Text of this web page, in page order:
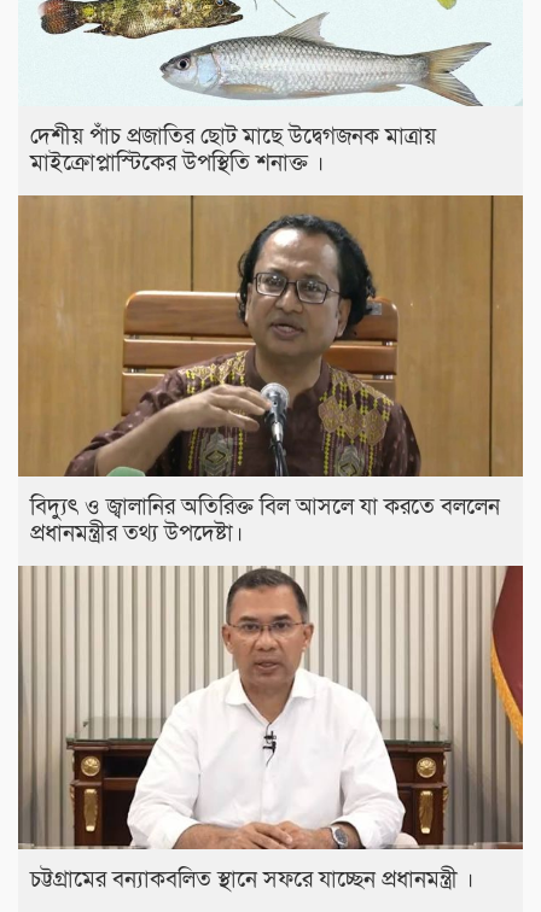
দেশীয় পাঁচ প্রজাতির ছোট মাছে উদ্বেগজনক মাত্রায়
মাইক্রোপ্লাস্টিকের উপস্থিতি শনাক্ত ।
বিদ্যুৎ ও জ্বালানির অতিরিক্ত বিল আসলে যা করতে বললেন
প্রধানমন্ত্রীর তথ্য উপদেষ্টা।
চট্টগ্রামের বন্যাকবলিত স্থানে সফরে যাচ্ছেন প্রধানমন্ত্রী ।